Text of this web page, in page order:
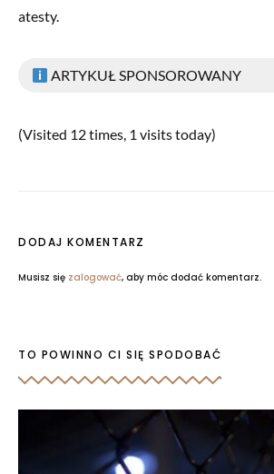
atesty.
ARTYKUŁ SPONSOROWANY
(Visited 12 times, 1 visits today)
DODAJ KOMENTARZ
Musisz się zalogować, aby móc dodać komentarz.
TO POWINNO CI SIĘ SPODOBAĆ